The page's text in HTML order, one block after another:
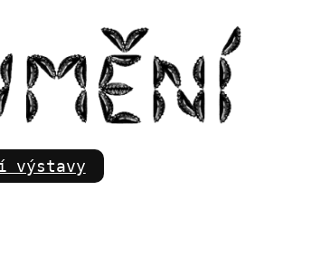
výstavy